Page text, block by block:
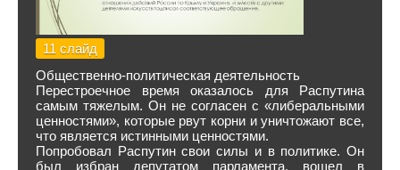
11 слайд
Общественно-политическая деятельность
Перестроечное время оказалось для Распутина
самым тяжелым. Он не согласен с «либеральными
ценностями», которые рвут корни и уничтожают все,
что является истинными ценностями.
Попробовал Распутин свои силы и в политике. Он
был избран депутатом парламента, вошел в